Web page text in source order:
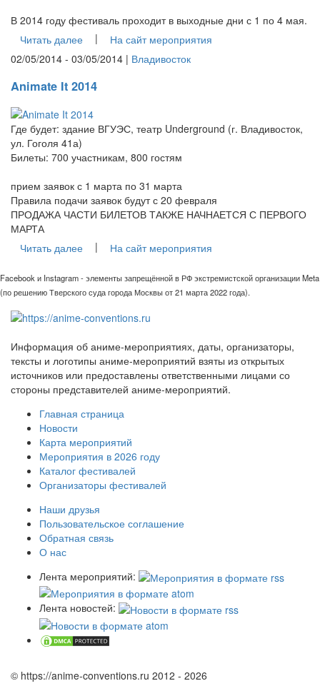
В 2014 году фестиваль проходит в выходные дни с 1 по 4 мая.
Читать далее
|
На сайт мероприятия
02/05/2014 - 03/05/2014 | Владивосток
Animate It 2014
Где будет: здание ВГУЭС, театр Underground (г. Владивосток,
ул. Гоголя 41а)
Билеты: 700 участникам, 800 гостям
прием заявок с 1 марта по 31 марта
Правила подачи заявок будут с 20 февраля
ПРОДАЖА ЧАСТИ БИЛЕТОВ ТАКЖЕ НАЧНАЕТСЯ С ПЕРВОГО
МАРТА
Читать далее
| На сайт мероприятия
Facebook и Instagram - элементы запрещённой в РФ экстремистской организации Meta
(по решению Тверского суда города Москвы от 21 марта 2022 года).
Информация об аниме-мероприятиях, даты, организаторы,
тексты и логотипы аниме-мероприятий взяты из открытых
источников или предоставлены ответственными лицами со
стороны представителей аниме-мероприятий.
Главная страница
Новости
Карта мероприятий
Мероприятия в 2026 году
Каталог фестивалей
Организаторы фестивалей
Наши друзья
Пользовательское соглашение
Обратная связь
О нас
Лента мероприятий:
Лента новостей:
© https://anime-conventions.ru 2012 - 2026